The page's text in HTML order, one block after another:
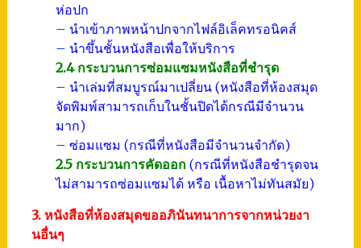
ห่อปก
– นำเข้าภาพหน้าปกจากไฟล์อิเล็คทรอนิคส์
– นำขึ้นชั้นหนังสือเพื่อให้บริการ
2.4 กระบวนการซ่อมแซมหนังสือที่ชำรุด
– นำเล่มที่สมบูรณ์มาเปลี่ยน (หนังสือที่ห้องสมุด
จัดพิมพ์สามารถเก็บในชั้นปิดได้กรณีมีจำนวน
มาก)
– ซ่อมแซม (กรณีที่หนังสือมีจำนวนจำกัด)
2.5 กระบวนการคัดออก (กรณีที่หนังสือชำรุดจน
ไม่สามารถซ่อมแซมได้ หรือ เนื้อหาไม่ทันสมัย)
3. หนังสือที่ห้องสมุดขออภินันทนาการจากหน่วยงา
นอื่นๆ